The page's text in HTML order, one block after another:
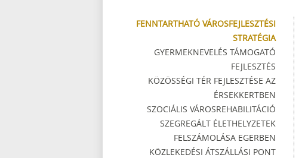
FENNTARTHATÓ VÁROSFEJLESZTÉSI
STRATÉGIA
GYERMEKNEVELÉS TÁMOGATÓ
FEJLESZTÉS
KÖZÖSSÉGI TÉR FEJLESZTÉSE AZ
ÉRSEKKERTBEN
SZOCIÁLIS VÁROSREHABILITÁCIÓ
SZEGREGÁLT ÉLETHELYZETEK
FELSZÁMOLÁSA EGERBEN
KÖZLEKEDÉSI ÁTSZÁLLÁSI PONT